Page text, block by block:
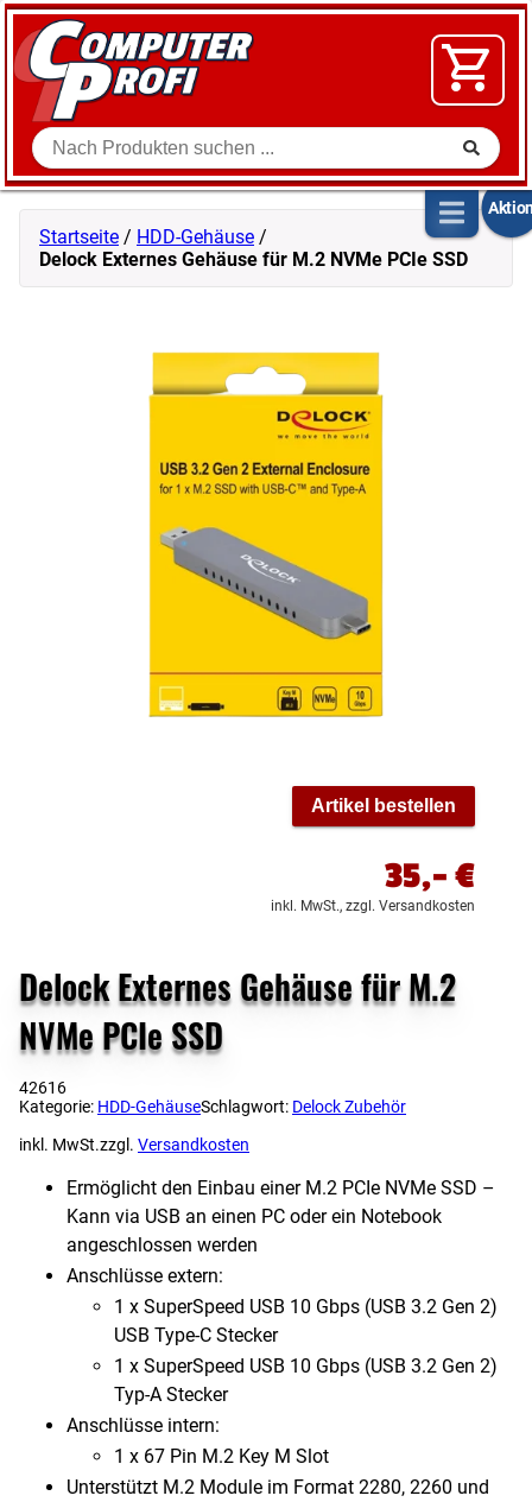
Zum Inhalt springen
Suche
SOFTWARE
VIDEO
SHOP
Startseite / HDD-Gehäuse /
Delock Externes Gehäuse für M.2 NVMe PCIe SSD
Artikel bestellen
35,-€
inkl. MwSt., zzgl. Versandkosten
Delock Externes Gehäuse für M.2
NVMe PCIe SSD
42616
Kategorie: HDD-GehäuseSchlagwort: Delock Zubehör
inkl. MwSt.zzgl. Versandkosten
Ermöglicht den Einbau einer M.2 PCIe NVMe SSD –
Kann via USB an einen PC oder ein Notebook
angeschlossen werden
Anschlüsse extern:
1 x SuperSpeed USB 10 Gbps (USB 3.2 Gen 2)
USB Type-C Stecker
1 x SuperSpeed USB 10 Gbps (USB 3.2 Gen 2)
Typ-A Stecker
Anschlüsse intern:
1 x 67 Pin M.2 Key M Slot
Unterstützt M.2 Module im Format 2280, 2260 und